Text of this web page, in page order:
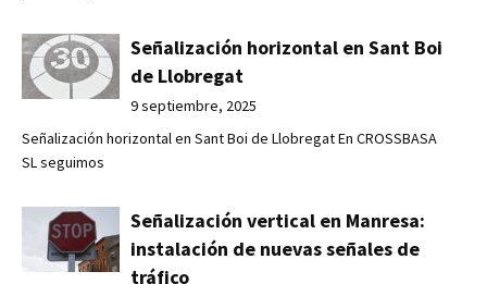
Señalización horizontal en Sant Boi
de Llobregat
9 septiembre, 2025
Señalización horizontal en Sant Boi de Llobregat En CROSSBASA
SL seguimos
Señalización vertical en Manresa:
instalación de nuevas señales de
tráfico